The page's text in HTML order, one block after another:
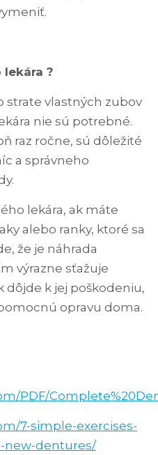
?
strate vlastných zubov
nie sú potrebné.
raz ročne, sú dôležité
a správneho
lekára, ak máte
alebo ranky, ktoré sa
že je náhrada
výrazne sťažuje
dôjde k jej poškodeniu,
opravu doma.
PDF/
7-simple-exercises-
new-dentures/